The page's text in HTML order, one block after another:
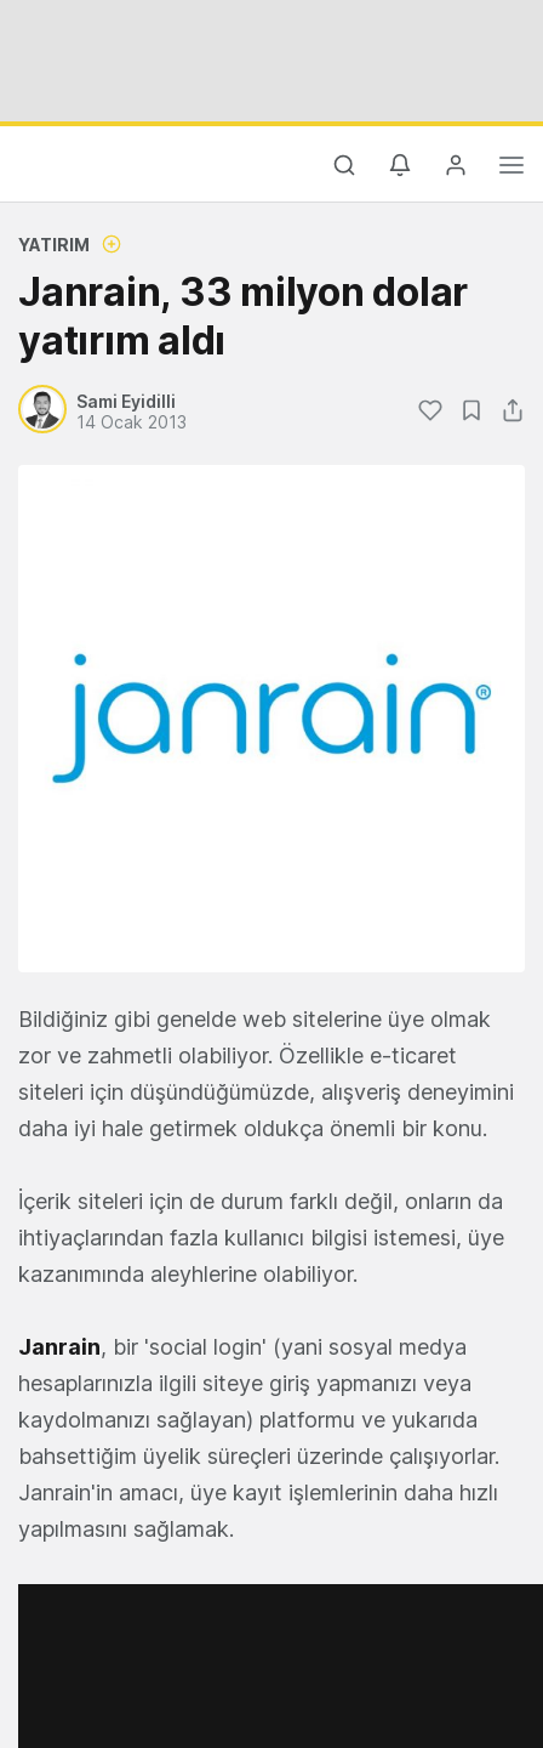
YATIRIM
Janrain, 33 milyon dolar
yatırım aldı
Sami Eyidilli
14 Ocak 2013
Bildiğiniz gibi genelde web sitelerine üye olmak
zor ve zahmetli olabiliyor. Özellikle e-ticaret
siteleri için düşündüğümüzde, alışveriş deneyimini
daha iyi hale getirmek oldukça önemli bir konu.
İçerik siteleri için de durum farklı değil, onların da
ihtiyaçlarından fazla kullanıcı bilgisi istemesi, üye
kazanımında aleyhlerine olabiliyor.
Janrain, bir 'social login' (yani sosyal medya
hesaplarınızla ilgili siteye giriş yapmanızı veya
kaydolmanızı sağlayan) platformu ve yukarıda
bahsettiğim üyelik süreçleri üzerinde çalışıyorlar.
Janrain'in amacı, üye kayıt işlemlerinin daha hızlı
yapılmasını sağlamak.